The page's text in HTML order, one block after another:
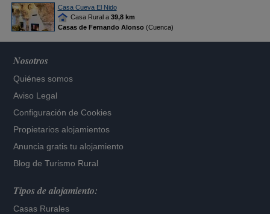
Casa Cueva El Nido
Casa Rural a 39,8 km
Casas de Fernando Alonso(Cuenca)
Nosotros
Quiénes somos
Aviso Legal
Configuración de Cookies
Propietarios alojamientos
Anuncia gratis tu alojamiento
Blog de Turismo Rural
Tipos de alojamiento:
Casas Rurales